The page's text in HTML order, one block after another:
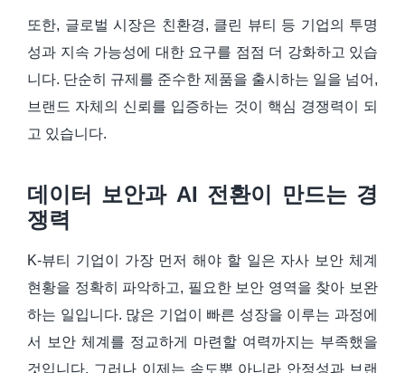
또한, 글로벌 시장은 친환경, 클린 뷰티 등 기업의 투명
성과 지속 가능성에 대한 요구를 점점 더 강화하고 있습
니다. 단순히 규제를 준수한 제품을 출시하는 일을 넘어,
브랜드 자체의 신뢰를 입증하는 것이 핵심 경쟁력이 되
고 있습니다.
데이터 보안과 AI 전환이 만드는 경
쟁력
K-뷰티 기업이 가장 먼저 해야 할 일은 자사 보안 체계
현황을 정확히 파악하고, 필요한 보안 영역을 찾아 보완
하는 일입니다. 많은 기업이 빠른 성장을 이루는 과정에
서 보안 체계를 정교하게 마련할 여력까지는 부족했을
것입니다. 그러나 이제는 속도뿐 아니라 안정성과 브랜